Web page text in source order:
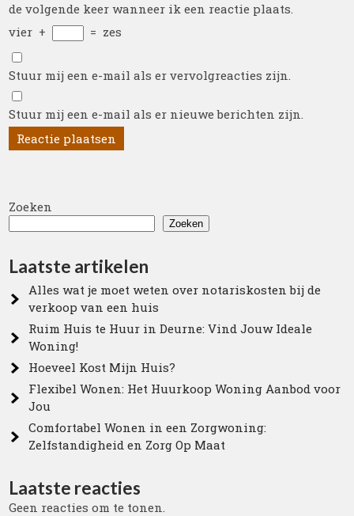
de volgende keer wanneer ik een reactie plaats.
vier + = zes
Stuur mij een e-mail als er vervolgreacties zijn.
Stuur mij een e-mail als er nieuwe berichten zijn.
Zoeken
Zoeken
Laatste artikelen
Alles wat je moet weten over notariskosten bij de
verkoop van een huis
Ruim Huis te Huur in Deurne: Vind Jouw Ideale
Woning!
Hoeveel Kost Mijn Huis?
Flexibel Wonen: Het Huurkoop Woning Aanbod voor
Jou
Comfortabel Wonen in een Zorgwoning:
Zelfstandigheid en Zorg Op Maat
Laatste reacties
Geen reacties om te tonen.